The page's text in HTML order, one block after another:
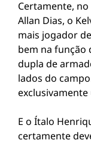
Certamente,
Allan Dias, o
mais jogador
bem na função
dupla de
lados do
exclusivamente
E o Ítalo
certamente